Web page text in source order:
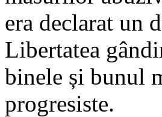
era declarat un
Libertatea
binele și bunul
progresiste.